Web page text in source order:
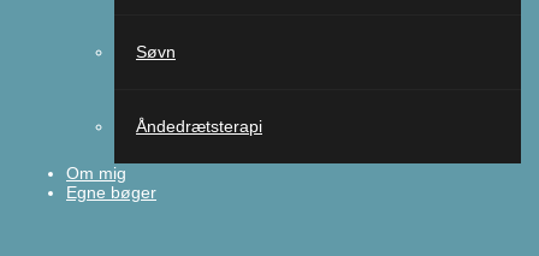
Søvn
Åndedrætsterapi
Om mig
Egne bøger